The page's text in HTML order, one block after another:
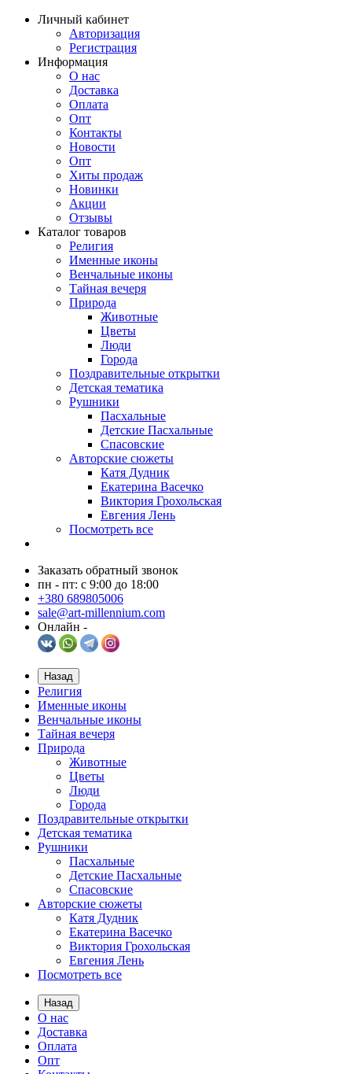
Личный кабинет
Авторизация
Регистрация
Информация
О нас
Доставка
Оплата
Опт
Контакты
Новости
Опт
Хиты продаж
Новинки
Акции
Отзывы
Каталог товаров
Религия
Именные иконы
Венчальные иконы
Тайная вечеря
Природа
Животные
Цветы
Люди
Города
Поздравительные открытки
Детская тематика
Рушники
Пасхальные
Детские Пасхальные
Спасовские
Авторские сюжеты
Катя Дудник
Екатерина Васечко
Виктория Грохольская
Евгения Лень
Посмотреть все
Заказать обратный звонок
пн - пт: с 9:00 до 18:00
+380 689805006
sale@art-millennium.com
Онлайн -
Назад
Религия
Именные иконы
Венчальные иконы
Тайная вечеря
Природа
Животные
Цветы
Люди
Города
Поздравительные открытки
Детская тематика
Рушники
Пасхальные
Детские Пасхальные
Спасовские
Авторские сюжеты
Катя Дудник
Екатерина Васечко
Виктория Грохольская
Евгения Лень
Посмотреть все
Назад
О нас
Доставка
Оплата
Опт